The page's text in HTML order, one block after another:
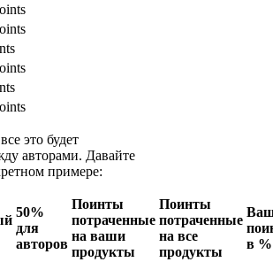
это будет
авторами. Давайте
примере:
50%
для
авторов
Поинты
потраченные
на ваши
продукты
Поинты
потраченные
на все
продукты
в %